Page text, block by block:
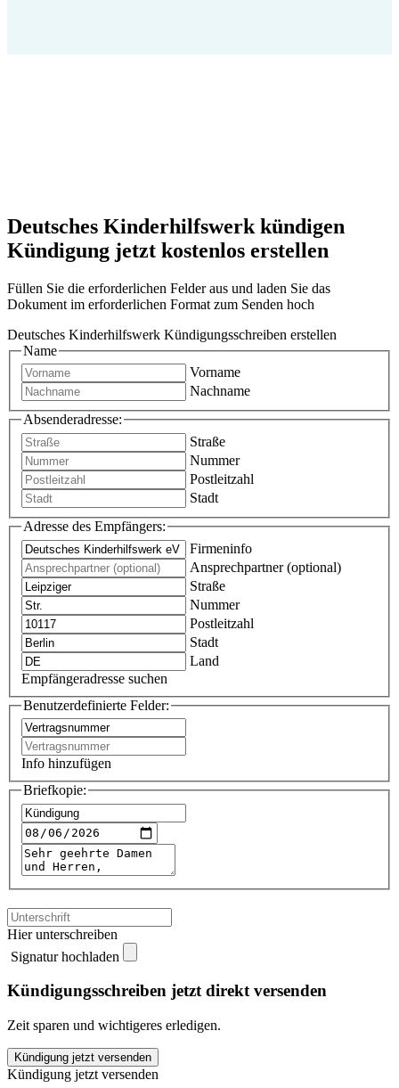
Deutsches Kinderhilfswerk kündigen
Kündigung jetzt kostenlos erstellen
Füllen Sie die erforderlichen Felder aus und laden Sie das
Dokument im erforderlichen Format zum Senden hoch
Deutsches Kinderhilfswerk Kündigungsschreiben erstellen
Name
Vorname
Nachname
Absenderadresse:
Straße
Nummer
Postleitzahl
Stadt
Adresse des Empfängers:
Firmeninfo
Ansprechpartner (optional)
Straße
Nummer
Postleitzahl
Stadt
Land
Empfängeradresse suchen
Benutzerdefinierte Felder:
Info hinzufügen
Briefkopie:
Hier unterschreiben
Signatur hochladen
Kündigungsschreiben jetzt direkt versenden
Zeit sparen und wichtigeres erledigen.
Deutsches
Kinderhilfswerk
Kündigung jetzt versenden
Kündigung jetzt versenden